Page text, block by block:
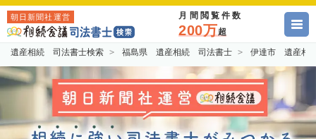
朝日新聞社運営 月間閲覧件数
200万超
遺産相続 司法書士検索 福島県 遺産相続 司法書士 伊達市 遺産相